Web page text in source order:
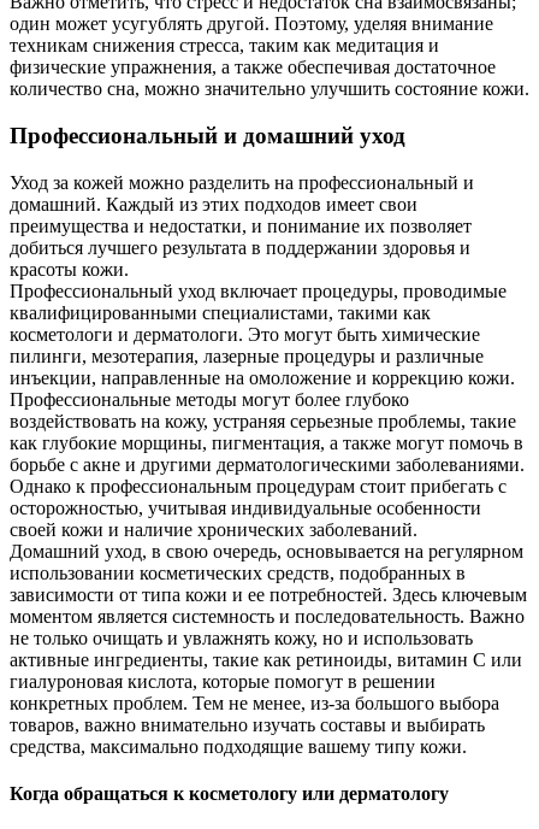
один может усугублять другой. Поэтому, уделяя внимание
техникам снижения стресса, таким как медитация и
физические упражнения, а также обеспечивая достаточное
количество сна, можно значительно улучшить состояние кожи.
Профессиональный и домашний уход
Уход за кожей можно разделить на профессиональный и
домашний. Каждый из этих подходов имеет свои
преимущества и недостатки, и понимание их позволяет
добиться лучшего результата в поддержании здоровья и
красоты кожи.
Профессиональный уход включает процедуры, проводимые
квалифицированными специалистами, такими как
косметологи и дерматологи. Это могут быть химические
пилинги, мезотерапия, лазерные процедуры и различные
инъекции, направленные на омоложение и коррекцию кожи.
Профессиональные методы могут более глубоко
воздействовать на кожу, устраняя серьезные проблемы, такие
как глубокие морщины, пигментация, а также могут помочь в
борьбе с акне и другими дерматологическими заболеваниями.
Однако к профессиональным процедурам стоит прибегать с
осторожностью, учитывая индивидуальные особенности
своей кожи и наличие хронических заболеваний.
Домашний уход, в свою очередь, основывается на регулярном
использовании косметических средств, подобранных в
зависимости от типа кожи и ее потребностей. Здесь ключевым
моментом является системность и последовательность. Важно
не только очищать и увлажнять кожу, но и использовать
активные ингредиенты, такие как ретиноиды, витамин C или
гиалуроновая кислота, которые помогут в решении
конкретных проблем. Тем не менее, из-за большого выбора
товаров, важно внимательно изучать составы и выбирать
средства, максимально подходящие вашему типу кожи.
Когда обращаться к косметологу или дерматологу